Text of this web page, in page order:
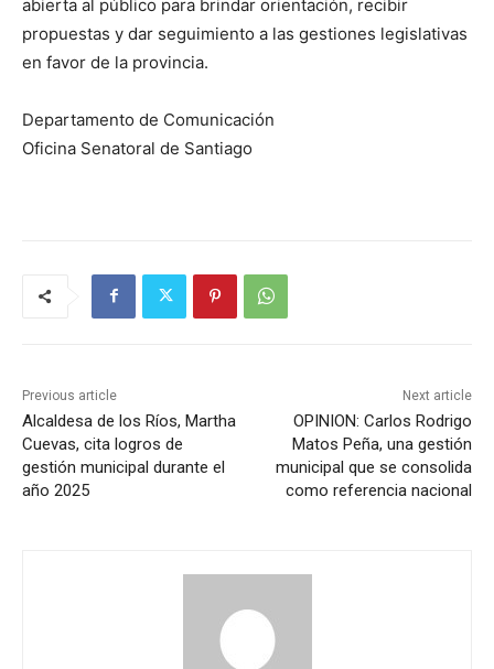
abierta al público para brindar orientación, recibir
propuestas y dar seguimiento a las gestiones legislativas
en favor de la provincia.
Departamento de Comunicación
Oficina Senatoral de Santiago
Previous article
Alcaldesa de los Ríos, Martha
Cuevas, cita logros de
gestión municipal durante el
año 2025
Next article
OPINION: Carlos Rodrigo
Matos Peña, una gestión
municipal que se consolida
como referencia nacional